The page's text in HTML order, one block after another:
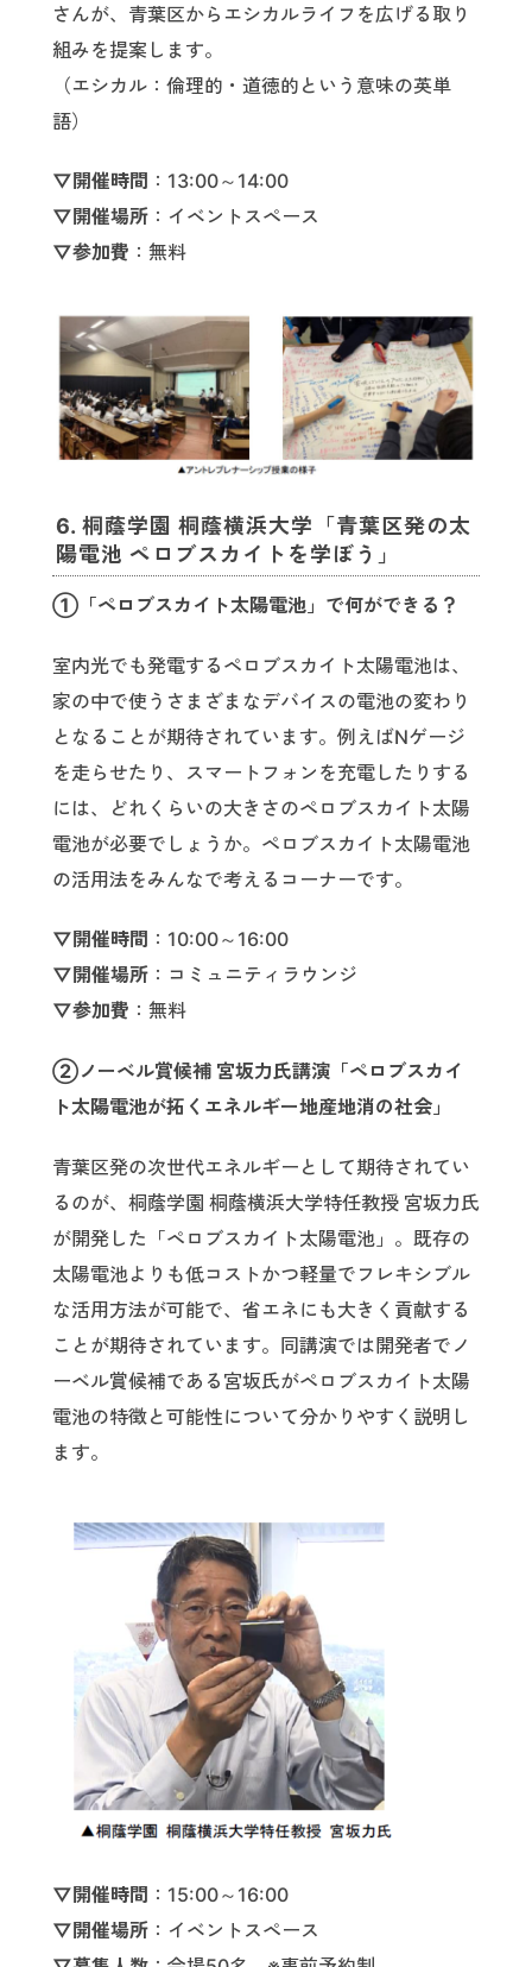
さんが、青葉区からエシカルライフを広げる取り
組みを提案します。
（エシカル：倫理的・道徳的という意味の英単
語）
▽開催時間 ：13:00～14:00
▽開催場所 ：イベントスペース
▽参加費 ：無料
6. 桐蔭学園 桐蔭横浜大学「青葉区発の太
陽電池 ペロブスカイトを学ぼう」
①「ペロブスカイト太陽電池」で何ができる？
室内光でも発電するペロブスカイト太陽電池は、
家の中で使うさまざまなデバイスの電池の変わり
となることが期待されています。例えばNゲージ
を走らせたり、スマートフォンを充電したりする
には、どれくらいの大きさのペロブスカイト太陽
電池が必要でしょうか。ペロブスカイト太陽電池
の活用法をみんなで考えるコーナーです。
▽開催時間 ：10:00～16:00
▽開催場所 ：コミュニティラウンジ
▽参加費 ：無料
②ノーベル賞候補 宮坂力氏講演「ペロブスカイ
ト太陽電池が拓くエネルギー地産地消の社会」
青葉区発の次世代エネルギーとして期待されてい
るのが、桐蔭学園 桐蔭横浜大学特任教授 宮坂力氏
が開発した「ペロブスカイト太陽電池」。既存の
太陽電池よりも低コストかつ軽量でフレキシブル
な活用方法が可能で、省エネにも大きく貢献する
ことが期待されています。同講演では開発者でノ
ーベル賞候補である宮坂氏がペロブスカイト太陽
電池の特徴と可能性について分かりやすく説明し
ます。
▽開催時間 ：15:00～16:00
▽開催場所 ：イベントスペース